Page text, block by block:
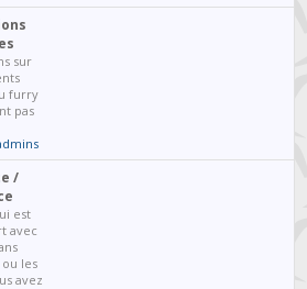
sur
furry
pas
/
est
avec
les
avez